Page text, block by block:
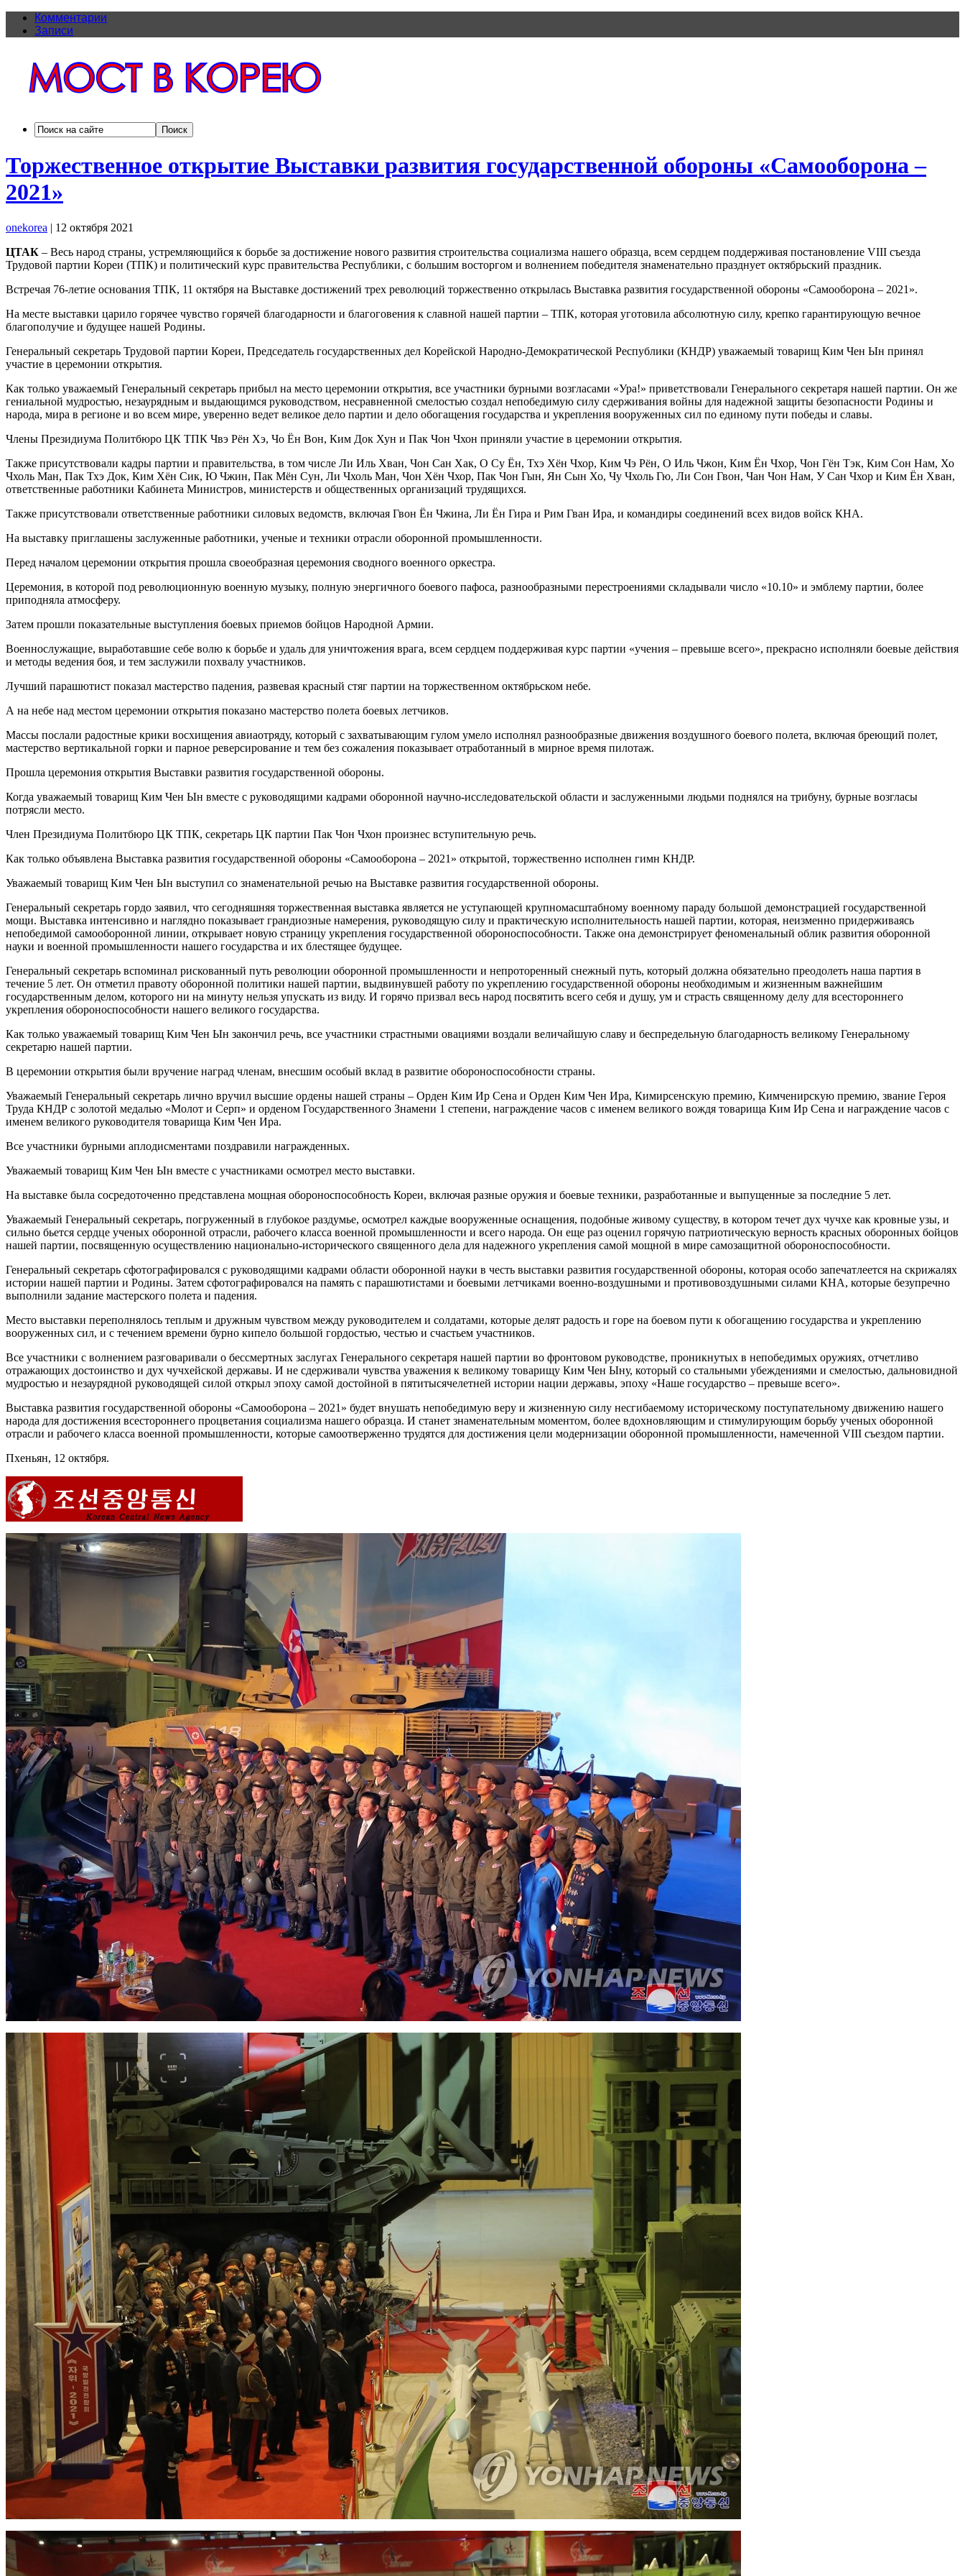
Комментарии
Записи
Торжественное открытие Выставки развития государственной обороны «Самооборона –
2021»
onekorea | 12 октября 2021
ЦТАК – Весь народ страны, устремляющийся к борьбе за достижение нового развития строительства социализма нашего образца, всем сердцем поддерживая постановление VIII съезда
Трудовой партии Кореи (ТПК) и политический курс правительства Республики, с большим восторгом и волнением победителя знаменательно празднует октябрьский праздник.
Встречая 76-летие основания ТПК, 11 октября на Выставке достижений трех революций торжественно открылась Выставка развития государственной обороны «Самооборона – 2021».
На месте выставки царило горячее чувство горячей благодарности и благоговения к славной нашей партии – ТПК, которая уготовила абсолютную силу, крепко гарантирующую вечное
благополучие и будущее нашей Родины.
Генеральный секретарь Трудовой партии Кореи, Председатель государственных дел Корейской Народно-Демократической Республики (КНДР) уважаемый товарищ Ким Чен Ын принял
участие в церемонии открытия.
Как только уважаемый Генеральный секретарь прибыл на место церемонии открытия, все участники бурными возгласами «Ура!» приветствовали Генерального секретаря нашей партии. Он же
гениальной мудростью, незаурядным и выдающимся руководством, несравненной смелостью создал непобедимую силу сдерживания войны для надежной защиты безопасности Родины и
народа, мира в регионе и во всем мире, уверенно ведет великое дело партии и дело обогащения государства и укрепления вооруженных сил по единому пути победы и славы.
Члены Президиума Политбюро ЦК ТПК Чвэ Рён Хэ, Чо Ён Вон, Ким Док Хун и Пак Чон Чхон приняли участие в церемонии открытия.
Также присутствовали кадры партии и правительства, в том числе Ли Иль Хван, Чон Сан Хак, О Су Ён, Тхэ Хён Чхор, Ким Чэ Рён, О Иль Чжон, Ким Ён Чхор, Чон Гён Тэк, Ким Сон Нам, Хо
Чхоль Ман, Пак Тхэ Док, Ким Хён Сик, Ю Чжин, Пак Мён Сун, Ли Чхоль Ман, Чон Хён Чхор, Пак Чон Гын, Ян Сын Хо, Чу Чхоль Гю, Ли Сон Гвон, Чан Чон Нам, У Сан Чхор и Ким Ён Хван,
ответственные работники Кабинета Министров, министерств и общественных организаций трудящихся.
Также присутствовали ответственные работники силовых ведомств, включая Гвон Ён Чжина, Ли Ён Гира и Рим Гван Ира, и командиры соединений всех видов войск КНА.
На выставку приглашены заслуженные работники, ученые и техники отрасли оборонной промышленности.
Перед началом церемонии открытия прошла своеобразная церемония сводного военного оркестра.
Церемония, в которой под революционную военную музыку, полную энергичного боевого пафоса, разнообразными перестроениями складывали число «10.10» и эмблему партии, более
приподняла атмосферу.
Затем прошли показательные выступления боевых приемов бойцов Народной Армии.
Военнослужащие, выработавшие себе волю к борьбе и удаль для уничтожения врага, всем сердцем поддерживая курс партии «учения – превыше всего», прекрасно исполняли боевые действия
и методы ведения боя, и тем заслужили похвалу участников.
Лучший парашютист показал мастерство падения, развевая красный стяг партии на торжественном октябрьском небе.
А на небе над местом церемонии открытия показано мастерство полета боевых летчиков.
Массы послали радостные крики восхищения авиаотряду, который с захватывающим гулом умело исполнял разнообразные движения воздушного боевого полета, включая бреющий полет,
мастерство вертикальной горки и парное реверсирование и тем без сожаления показывает отработанный в мирное время пилотаж.
Прошла церемония открытия Выставки развития государственной обороны.
Когда уважаемый товарищ Ким Чен Ын вместе с руководящими кадрами оборонной научно-исследовательской области и заслуженными людьми поднялся на трибуну, бурные возгласы
потрясли место.
Член Президиума Политбюро ЦК ТПК, секретарь ЦК партии Пак Чон Чхон произнес вступительную речь.
Как только объявлена Выставка развития государственной обороны «Самооборона – 2021» открытой, торжественно исполнен гимн КНДР.
Уважаемый товарищ Ким Чен Ын выступил со знаменательной речью на Выставке развития государственной обороны.
Генеральный секретарь гордо заявил, что сегодняшняя торжественная выставка является не уступающей крупномасштабному военному параду большой демонстрацией государственной
мощи. Выставка интенсивно и наглядно показывает грандиозные намерения, руководящую силу и практическую исполнительность нашей партии, которая, неизменно придерживаясь
непобедимой самооборонной линии, открывает новую страницу укрепления государственной обороноспособности. Также она демонстрирует феноменальный облик развития оборонной
науки и военной промышленности нашего государства и их блестящее будущее.
Генеральный секретарь вспоминал рискованный путь революции оборонной промышленности и непроторенный снежный путь, который должна обязательно преодолеть наша партия в
течение 5 лет. Он отметил правоту оборонной политики нашей партии, выдвинувшей работу по укреплению государственной обороны необходимым и жизненным важнейшим
государственным делом, которого ни на минуту нельзя упускать из виду. И горячо призвал весь народ посвятить всего себя и душу, ум и страсть священному делу для всестороннего
укрепления обороноспособности нашего великого государства.
Как только уважаемый товарищ Ким Чен Ын закончил речь, все участники страстными овациями воздали величайшую славу и беспредельную благодарность великому Генеральному
секретарю нашей партии.
В церемонии открытия были вручение наград членам, внесшим особый вклад в развитие обороноспособности страны.
Уважаемый Генеральный секретарь лично вручил высшие ордены нашей страны – Орден Ким Ир Сена и Орден Ким Чен Ира, Кимирсенскую премию, Кимченирскую премию, звание Героя
Труда КНДР с золотой медалью «Молот и Серп» и орденом Государственного Знамени 1 степени, награждение часов с именем великого вождя товарища Ким Ир Сена и награждение часов с
именем великого руководителя товарища Ким Чен Ира.
Все участники бурными аплодисментами поздравили награжденных.
Уважаемый товарищ Ким Чен Ын вместе с участниками осмотрел место выставки.
На выставке была сосредоточенно представлена мощная обороноспособность Кореи, включая разные оружия и боевые техники, разработанные и выпущенные за последние 5 лет.
Уважаемый Генеральный секретарь, погруженный в глубокое раздумье, осмотрел каждые вооруженные оснащения, подобные живому существу, в котором течет дух чучхе как кровные узы, и
сильно бьется сердце ученых оборонной отрасли, рабочего класса военной промышленности и всего народа. Он еще раз оценил горячую патриотическую верность красных оборонных бойцов
нашей партии, посвященную осуществлению национально-исторического священного дела для надежного укрепления самой мощной в мире самозащитной обороноспособности.
Генеральный секретарь сфотографировался с руководящими кадрами области оборонной науки в честь выставки развития государственной обороны, которая особо запечатлеется на скрижалях
истории нашей партии и Родины. Затем сфотографировался на память с парашютистами и боевыми летчиками военно-воздушными и противовоздушными силами КНА, которые безупречно
выполнили задание мастерского полета и падения.
Место выставки переполнялось теплым и дружным чувством между руководителем и солдатами, которые делят радость и горе на боевом пути к обогащению государства и укреплению
вооруженных сил, и с течением времени бурно кипело большой гордостью, честью и счастьем участников.
Все участники с волнением разговаривали о бессмертных заслугах Генерального секретаря нашей партии во фронтовом руководстве, проникнутых в непобедимых оружиях, отчетливо
отражающих достоинство и дух чучхейской державы. И не сдерживали чувства уважения к великому товарищу Ким Чен Ыну, который со стальными убеждениями и смелостью, дальновидной
мудростью и незаурядной руководящей силой открыл эпоху самой достойной в пятитысячелетней истории нации державы, эпоху «Наше государство – превыше всего».
Выставка развития государственной обороны «Самооборона – 2021» будет внушать непобедимую веру и жизненную силу несгибаемому историческому поступательному движению нашего
народа для достижения всестороннего процветания социализма нашего образца. И станет знаменательным моментом, более вдохновляющим и стимулирующим борьбу ученых оборонной
отрасли и рабочего класса военной промышленности, которые самоотверженно трудятся для достижения цели модернизации оборонной промышленности, намеченной VIII съездом партии.
Пхеньян, 12 октября.